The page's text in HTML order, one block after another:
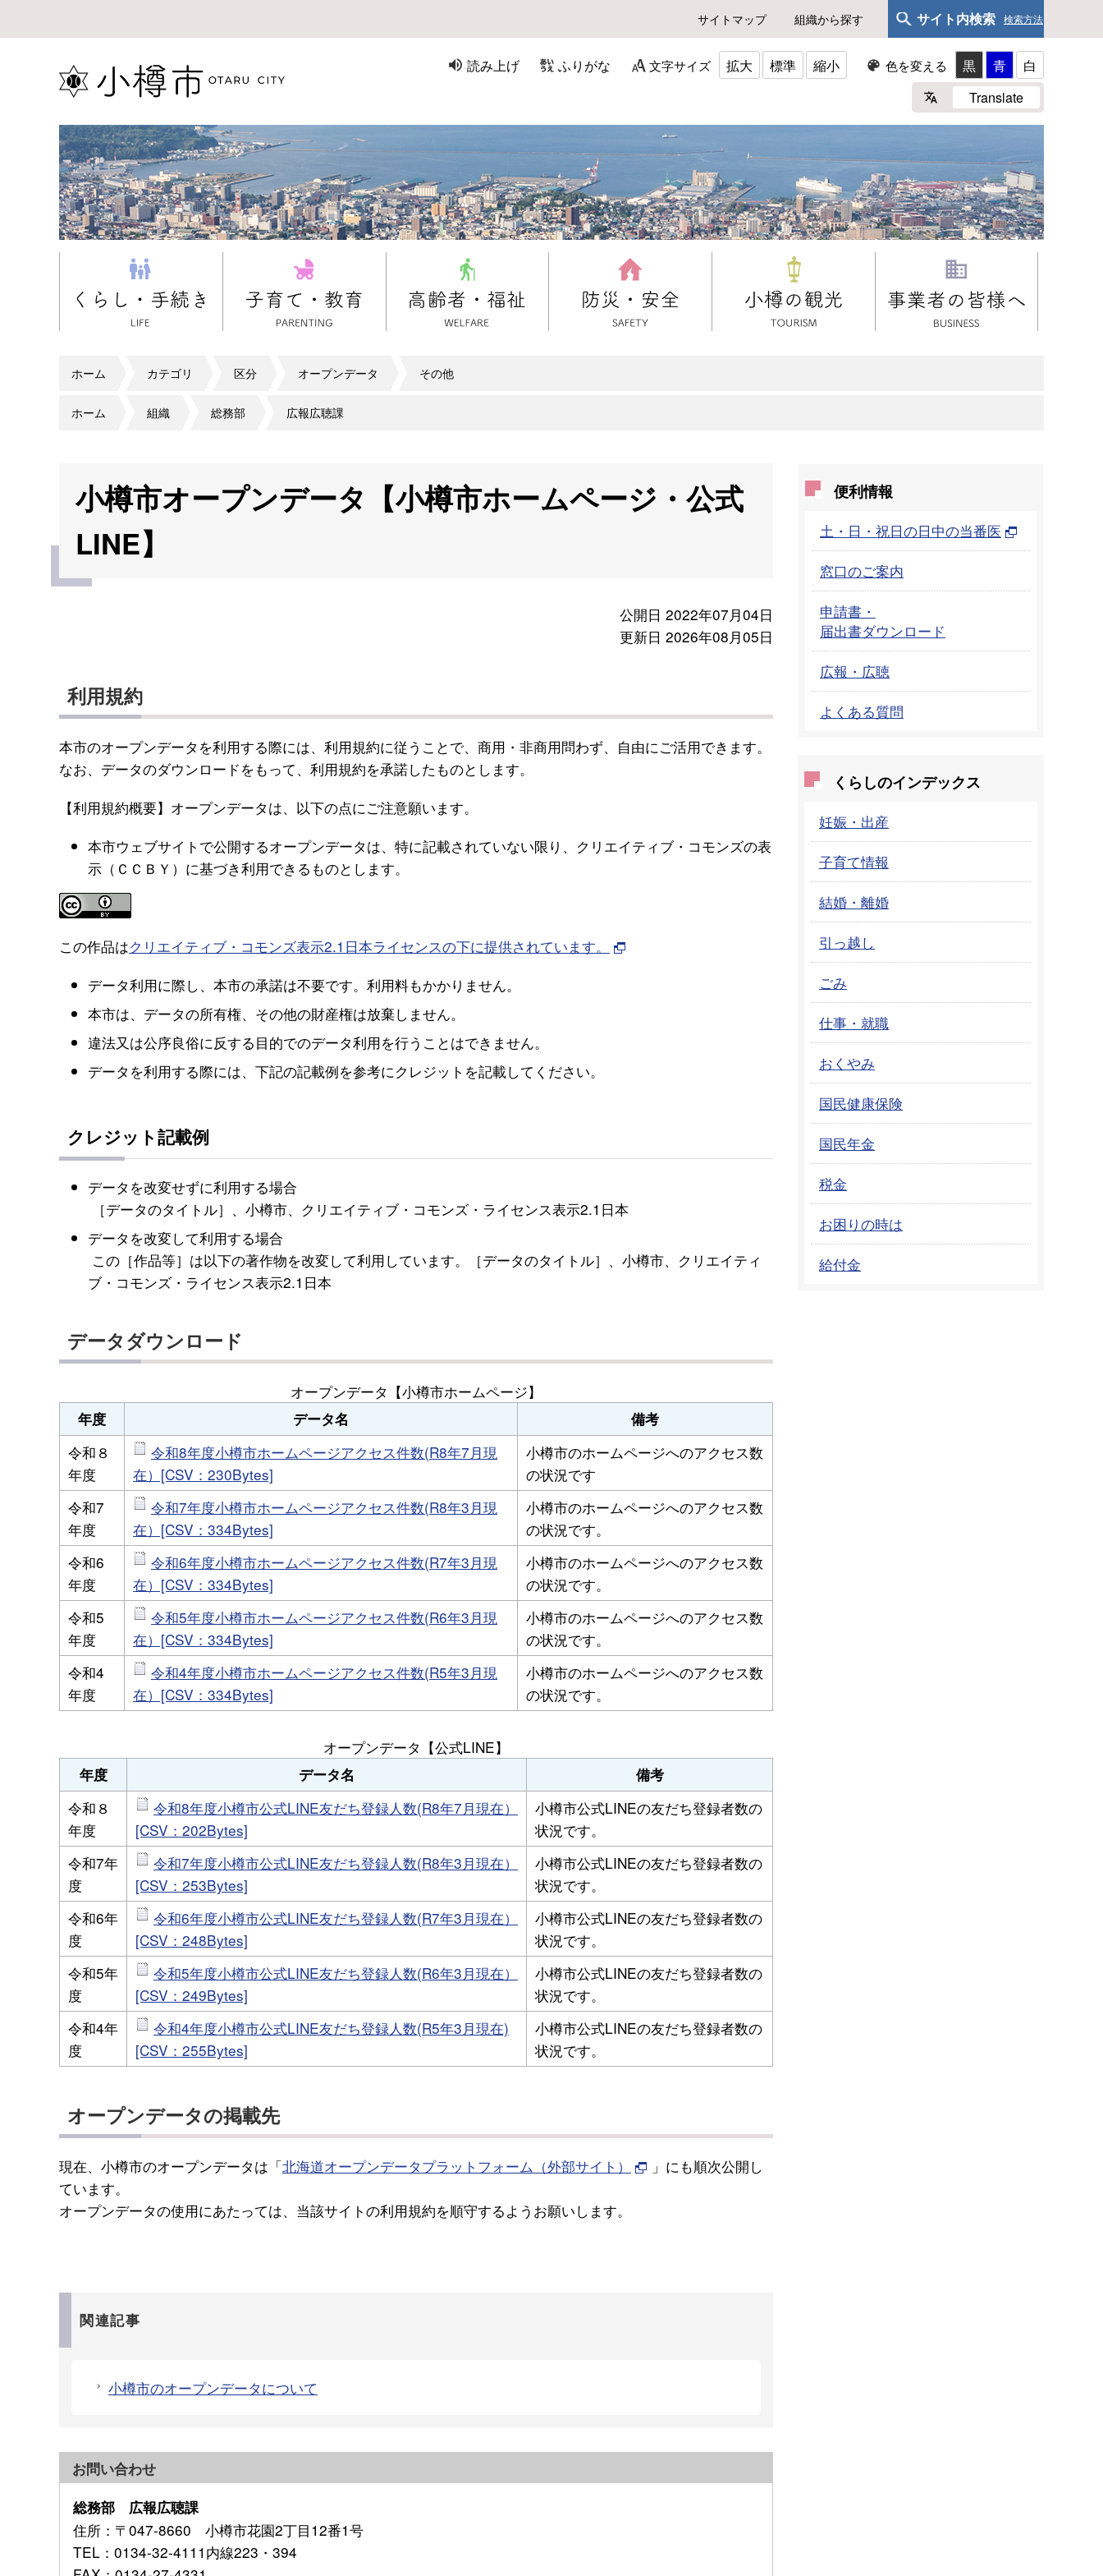
サイトマップ 組織から探す サイト内検索 検索方法
読み上げ ふりがな 文字サイズ 拡大 標準 縮小 色を変える 黒 青
白
Translate
ホーム カテゴリ 区分 オープンデータ その他
ホーム 組織 総務部 広報広聴課
小樽市オープンデータ【小樽市ホームページ・公式
LINE】
公開日 2022年07月04日
更新日 2026年08月05日
利用規約
本市のオープンデータを利用する際には、利用規約に従うことで、商用・非商用問わず、自由にご活用できます。
なお、データのダウンロードをもって、利用規約を承諾したものとします。
【利用規約概要】オープンデータは、以下の点にご注意願います。
本市ウェブサイトで公開するオープンデータは、特に記載されていない限り、クリエイティブ・コモンズの表
示（ＣＣＢＹ）に基づき利用できるものとします。
この作品はクリエイティブ・コモンズ表示2.1日本ライセンスの下に提供されています。
データ利用に際し、本市の承諾は不要です。利用料もかかりません。
本市は、データの所有権、その他の財産権は放棄しません。
違法又は公序良俗に反する目的でのデータ利用を行うことはできません。
データを利用する際には、下記の記載例を参考にクレジットを記載してください。
クレジット記載例
データを改変せずに利用する場合
［データのタイトル］、小樽市、クリエイティブ・コモンズ・ライセンス表示2.1日本
データを改変して利用する場合
この［作品等］は以下の著作物を改変して利用しています。［データのタイトル］、小樽市、クリエイティ
ブ・コモンズ・ライセンス表示2.1日本
データダウンロード
オープンデータ【小樽市ホームページ】
年度 データ名 備考
令和８
年度
令和8年度小樽市ホームページアクセス件数(R8年7月現
在）[CSV：230Bytes]
小樽市のホームページへのアクセス数
の状況です
令和7
年度
令和7年度小樽市ホームページアクセス件数(R8年3月現
在）[CSV：334Bytes]
小樽市のホームページへのアクセス数
の状況です。
令和6
年度
令和6年度小樽市ホームページアクセス件数(R7年3月現
在）[CSV：334Bytes]
小樽市のホームページへのアクセス数
の状況です。
令和5
年度
令和5年度小樽市ホームページアクセス件数(R6年3月現
在）[CSV：334Bytes]
小樽市のホームページへのアクセス数
の状況です。
令和4
年度
令和4年度小樽市ホームページアクセス件数(R5年3月現
在）[CSV：334Bytes]
小樽市のホームページへのアクセス数
の状況です。
オープンデータ【公式LINE】
年度 データ名 備考
令和８
年度
令和8年度小樽市公式LINE友だち登録人数(R8年7月現在）
[CSV：202Bytes]
小樽市公式LINEの友だち登録者数の
状況です。
令和7年
度
令和7年度小樽市公式LINE友だち登録人数(R8年3月現在）
[CSV：253Bytes]
小樽市公式LINEの友だち登録者数の
状況です。
令和6年
度
令和6年度小樽市公式LINE友だち登録人数(R7年3月現在）
[CSV：248Bytes]
小樽市公式LINEの友だち登録者数の
状況です。
令和5年
度
令和5年度小樽市公式LINE友だち登録人数(R6年3月現在）
[CSV：249Bytes]
小樽市公式LINEの友だち登録者数の
状況です。
令和4年
度
令和4年度小樽市公式LINE友だち登録人数(R5年3月現在)
[CSV：255Bytes]
小樽市公式LINEの友だち登録者数の
状況です。
オープンデータの掲載先
現在、小樽市のオープンデータは「北海道オープンデータプラットフォーム（外部サイト）
」にも順次公開し
ています。
オープンデータの使用にあたっては、当該サイトの利用規約を順守するようお願いします。
関連記事
小樽市のオープンデータについて
お問い合わせ
総務部 広報広聴課
住所 ：〒047-8660 小樽市花園2丁目12番1号
TEL ：0134-32-4111内線223・394
便利情報
土・日・祝日の日中の当番医
窓口のご案内
申請書・
届出書ダウンロード
広報・広聴
よくある質問
くらしのインデックス
妊娠・出産
子育て情報
結婚・離婚
引っ越し
ごみ
仕事・就職
おくやみ
国民健康保険
国民年金
税金
お困りの時は
給付金